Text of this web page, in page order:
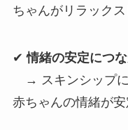
ちゃんがリラックス
✔情緒の安定につ
→ スキンシップに
赤ちゃんの情緒が安